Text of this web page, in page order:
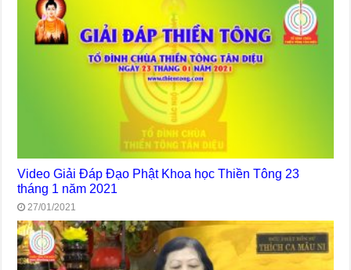
Video Giải Đáp Đạo Phật Khoa học Thiền Tông 23
tháng 1 năm 2021
27/01/2021